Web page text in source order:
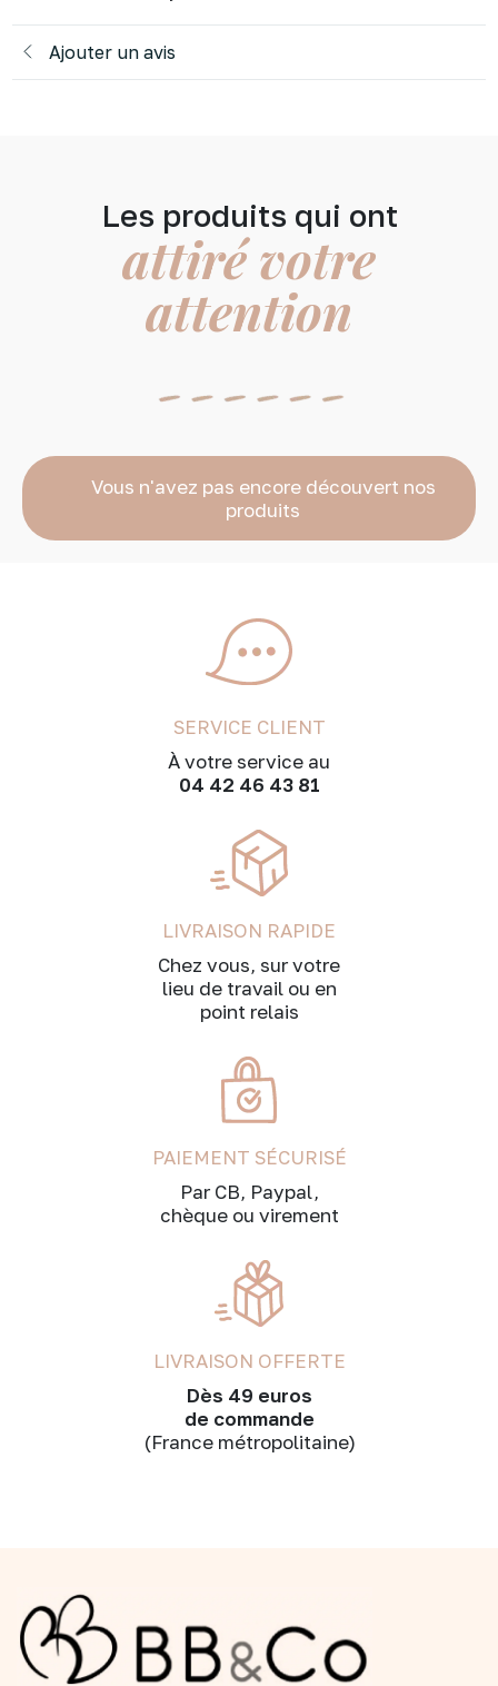
Ajouter un avis
Les produits qui ont
attiré votre
attention
Vous n'avez pas encore découvert nos
produits
SERVICE CLIENT
À votre service au
04 42 46 43 81
LIVRAISON RAPIDE
Chez vous, sur votre
lieu de travail ou en
point relais
PAIEMENT SÉCURISÉ
Par CB, Paypal,
chèque ou virement
LIVRAISON OFFERTE
Dès 49 euros
de commande
(France métropolitaine)